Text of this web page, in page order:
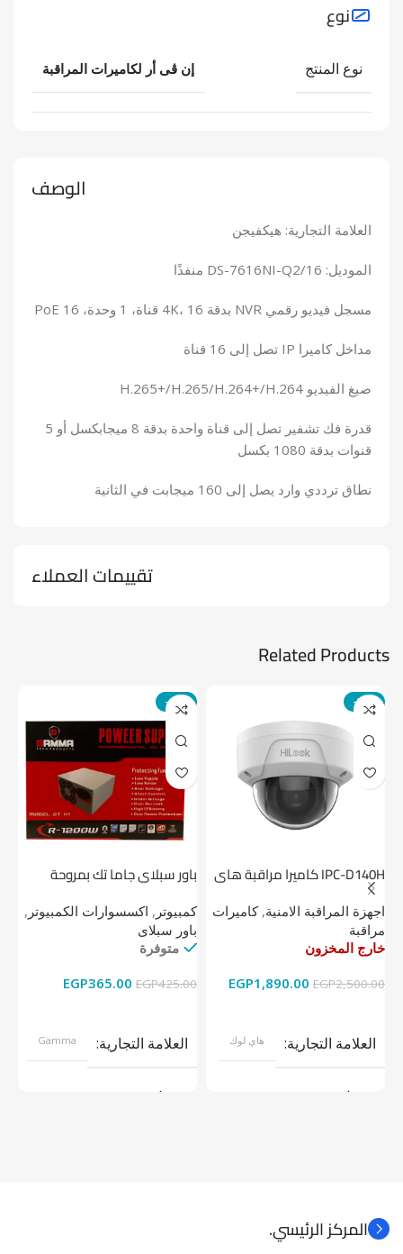
الوصف
العلامة التجارية: هيكفيجن
الموديل: DS-7616NI-Q2/16 منفذًا
مسجل فيديو رقمي NVR بدقة 4K، 16 قناة، 1 وحدة، 16 PoE
مداخل كاميرا IP تصل إلى 16 قناة
صيغ الفيديو H.265+/H.265/H.264+/H.264
قدرة فك تشفير تصل إلى قناة واحدة بدقة 8 ميجابكسل أو 5
قنوات بدقة 1080 بكسل
نطاق ترددي وارد يصل إلى 160 ميجابت في الثانية
نوع
نوع المنتج إن ڨى أر لكاميرات المراقبة
تقييمات العملاء
Related Products
-24%
IPC-D140H كاميرا مراقبة هاى
لوك داخلية 4 ميجا
اجهزة المراقبة الامنية,كاميرات
مراقبة
خارج المخزون
EGP2,500.00
EGP1,890.00
العلامة التجارية هاي لوك
موديل
-14%
باور سبلاي جاما تك بمروحة
كمبيوتر , اكسسوارات الكمبيوتر ,
باور سبلاى
متوفرة
EGP425.00
EGP365.00
العلامة التجارية Gamma
موديل
المركز الرئيسي.